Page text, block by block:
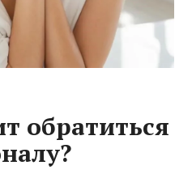
обратиться